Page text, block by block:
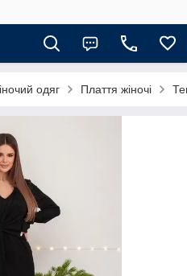
одяг Плаття жіночі